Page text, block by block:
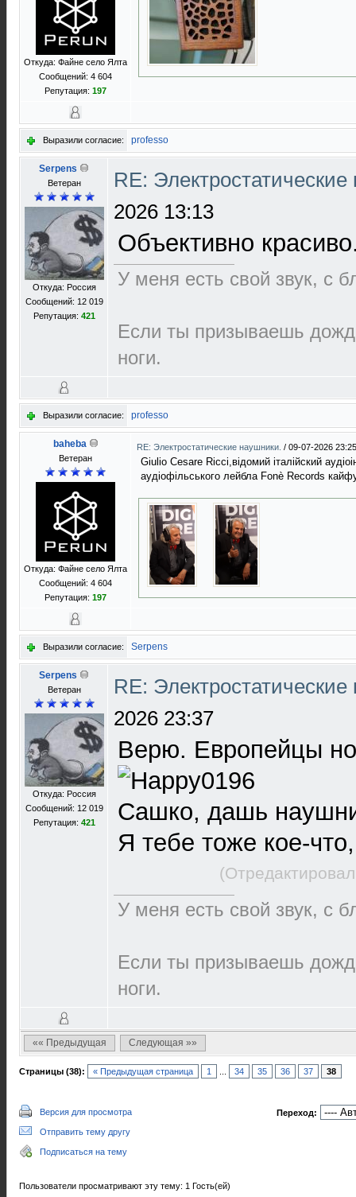
Откуда: Файне село Ялта
Сообщений: 4 604
Репутация: 197
Выразили согласие: professo
Serpens
Ветеран
Откуда: Россия
Сообщений: 12 019
Репутация: 421
RE:
2026 13:13
Объективно
У меня есть свой звук, с
Если ты призываешь
ноги.
Выразили согласие: professo
baheba
Ветеран
Откуда: Файне село Ялта
Сообщений: 4 604
Репутация: 197
RE: Электростатические наушники. / 09-07-2026 23:25
Giulio Cesare Ricci,вiдомий iталiйский
аудiофiльського лейбла Fonè Records
Выразили согласие: Serpens
Serpens
Ветеран
Откуда: Россия
Сообщений: 12 019
Репутация: 421
RE:
2026 23:37
Верю. Европейцы
Сашко, дашь
Я тебе тоже кое-
У меня есть свой звук, с
Если ты призываешь
ноги.
«« Предыдущая Следующая »»
Страницы (38): « Предыдущая страница 1 34 35 36 37 38
Версия для просмотра
Отправить тему другу
Подписаться на тему
Переход:
Пользователи просматривают эту тему: 1 Гость(ей)